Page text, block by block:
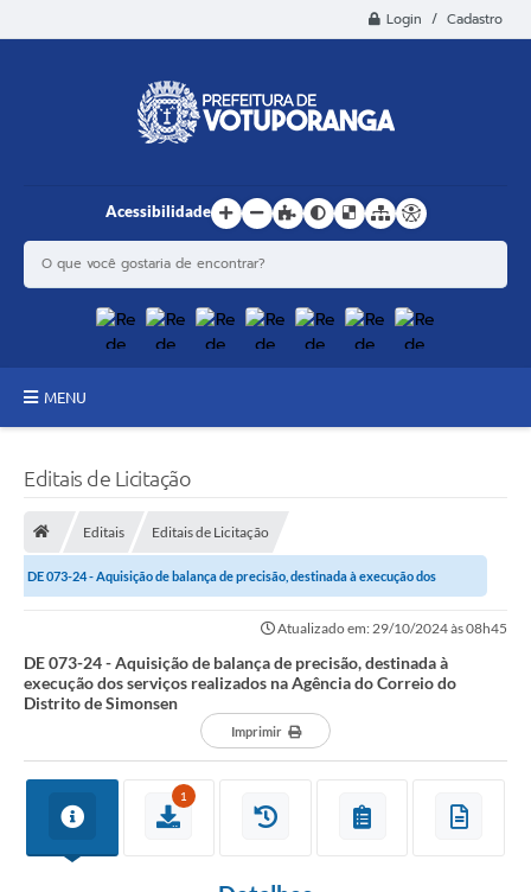
Login / Cadastro
Acessibilidade
MENU
SIC
Prestação de Contas
Conselhos Municipais
Editais de Licitação
Editais Editais de Licitação
DE 073-24 - Aquisição de balança de precisão, destinada à execução dos
Atualizado em: 29/10/2024 às 08h45
DE 073-24 - Aquisição de balança de precisão, destinada à
execução dos serviços realizados na Agência do Correio do
Distrito de Simonsen
Imprimir
1